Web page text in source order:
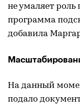
не умаляет роль
программа
добавила
На данный
подало